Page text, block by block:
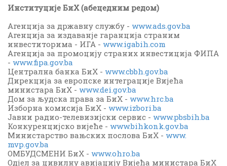
Институције БиХ (абецедним редом)
Агенција за државну службу - www.ads.gov.ba
Агенција за издаванје гаранција страним
инвеститорима - ИГА - www.igabih.com
Агенција за промоцију страних инвестиција ФИПА
- www.fipa.gov.ba
Централна банка БиХ - www.cbbh.gov.ba
Дирекција за европске интеграције Вијећа
министара БиХ - www.dei.gov.ba
Дом за људска права за БиХ - www.hrc.ba
Изборна комисија БиХ - www.izbori.ba
Јавни радио-телевизијски сервис - www.pbsbih.ba
Конкуренцијско вијеће - www.bihkonk.gov.ba
Министарство вањских послова БиХ - www.
mvp.gov.ba
ОМБУДСМЕНИ БиХ - www.ohro.ba
Одјел за цивилну авијацију Вијећа министара БиХ